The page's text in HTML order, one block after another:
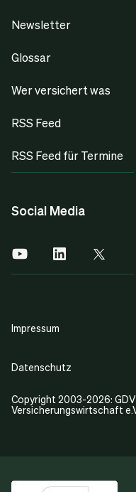
Newsletter
Glossar
Wer versichert was
RSS Feed
RSS Feed für Termine
Social Media
Copyright 2003-2026:
Versicherungswirtschaft
Impressum
Datenschutz